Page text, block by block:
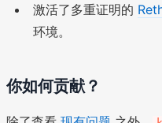
激活了多重证明的
环境。
你如何贡献？